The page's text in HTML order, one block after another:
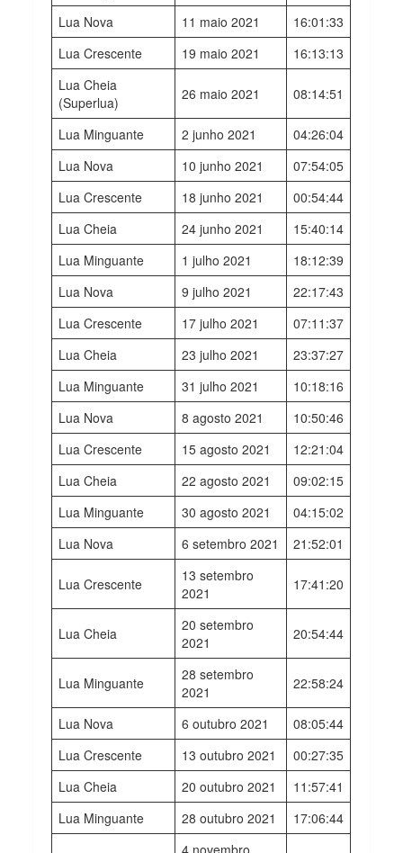
Lua Nova
11 maio 2021
16:01:33
Lua Crescente
19 maio 2021
16:13:13
Lua Cheia
(Superlua)
26 maio 2021 08:14:51
Lua Minguante 2 junho 2021
04:26:04
Lua Nova
10 junho 2021
07:54:05
Lua Crescente
18 junho 2021
00:54:44
Lua Cheia
24 junho 2021
15:40:14
Lua Minguante
1 julho 2021
18:12:39
Lua Nova
9 julho 2021
22:17:43
Lua Crescente
17 julho 2021
07:11:37
Lua Cheia
23 julho 2021
23:37:27
Lua Minguante
31 julho 2021
10:18:16
Lua Nova
8 agosto 2021
10:50:46
Lua Crescente
15 agosto 2021
12:21:04
Lua Cheia
22 agosto 2021
09:02:15
Lua Minguante
30 agosto 2021
04:15:02
Lua Nova
6 setembro 2021 21:52:01
Lua Crescente
13 setembro
2021
17:41:20
Lua Cheia
20 setembro
2021
20:54:44
Lua Minguante
28 setembro
2021
22:58:24
Lua Nova 6 outubro 2021
08:05:44
Lua Crescente
13 outubro 2021
00:27:35
Lua Cheia
20 outubro 2021
11:57:41
Lua Minguante
28 outubro 2021 17:06:44
4 novembro